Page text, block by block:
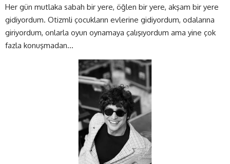
Her gün mutlaka sabah bir yere, öğlen bir yere, akşam bir yere
gidiyordum. Otizmli çocukların evlerine gidiyordum, odalarına
giriyordum, onlarla oyun oynamaya çalışıyordum ama yine çok
fazla konuşmadan…